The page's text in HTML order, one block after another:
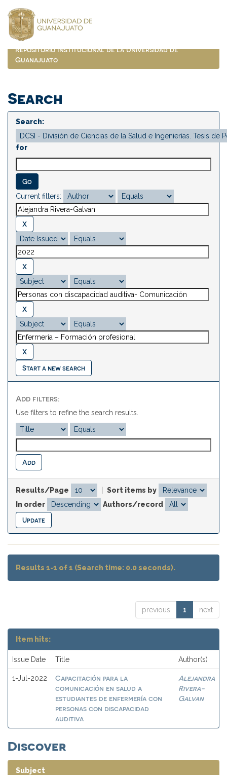
navigation
Repositorio Institucional de la Universidad de
Guanajuato
Search
Search:
for
Current filters:
Start a new search
Add filters:
Use filters to refine the search results.
Results/Page
Sort items by
In order
Authors/record
Results 1-1 of 1 (Search time: 0.0 seconds).
previous 1 next
Item hits:
Issue Date Title Author(s)
1-Jul-2022
Capacitación para la
comunicación en salud a
estudiantes de enfermería con
personas con discapacidad
auditiva
Alejandra
Rivera-
Galvan
Discover
Subject